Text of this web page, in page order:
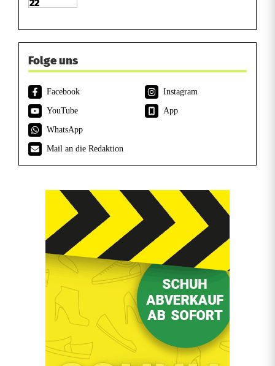
Folge uns
Facebook
Instagram
YouTube
App
WhatsApp
Mail an die Redaktion